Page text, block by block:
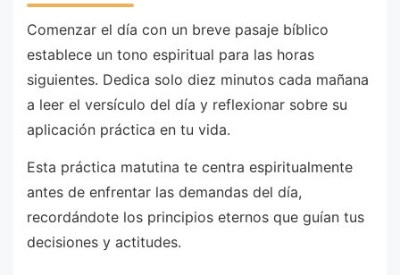
Comenzar el día con un breve pasaje bíblico
establece un tono espiritual para las horas
siguientes. Dedica solo diez minutos cada mañana
a leer el versículo del día y reflexionar sobre su
aplicación práctica en tu vida.
Esta práctica matutina te centra espiritualmente
antes de enfrentar las demandas del día,
recordándote los principios eternos que guían tus
decisiones y actitudes.